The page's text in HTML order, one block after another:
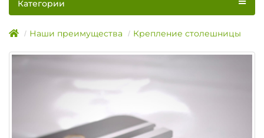
Категории
Наши преимущества Крепление столешницы